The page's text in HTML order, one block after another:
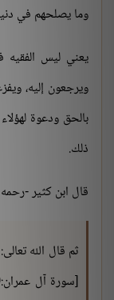
وما يصلحهم في
يعني ليس الفقيه
ويرجعون إليه،
بالحق ودعوة
ذلك.
قال ابن كثير -رحمه
ثم قال الله